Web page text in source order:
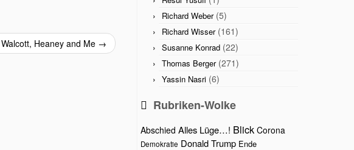
Heaney and Me →
Richard Weber(5)
Richard Wisser(161)
Susanne Konrad (22)
Thomas Berger(271)
Yassin Nasri (6)
Rubriken-Wolke
Abschied Alles Lüge…! Blick Corona
Demokratie Donald Trump Ende